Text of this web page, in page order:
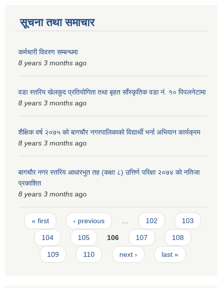
सूचना तथा समाचार
कर्मचारी विवरण सम्बन्धमा
8 years 3 months ago
वडा स्तरिय खेलकुद प्रतियोगिता तथा बृहत साँस्कृतिक वडा नं. १० पिपलनेटामा
8 years 3 months ago
शैक्षिक वर्ष २०७५ को बागचौर नगरपालिकाको विद्यार्थी भर्ना अभियान कार्यक्रम
8 years 3 months ago
बागचाैर नगर स्तरिय आधारभुत तह (कक्षा ८) उत्तिर्ण परिक्षा २०७४ को नतिजा
प्रकाशित
8 years 3 months ago
Pages
« first ‹ previous … 102 103
104 105 106 107 108
109 110 next › last »